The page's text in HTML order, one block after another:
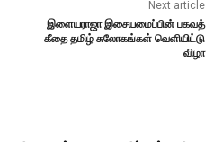
Next article
இளையராஜா இசையமைப்பின் பகவத்
கீதை தமிழ் சுலோகங்கள் வெளியிட்டு
விழா